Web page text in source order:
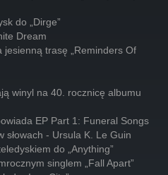
do „Dirge”
Dream
jesienną trasę „Reminders Of
winyl na 40. rocznicę albumu
EP Part 1: Funeral Songs
słowach - Ursula K. Le Guin
do „Anything”
singlem „Fall Apart”